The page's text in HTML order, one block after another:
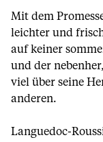
Mit dem
leichter und
auf keiner
und der
viel über seine
anderen.
Languedoc-